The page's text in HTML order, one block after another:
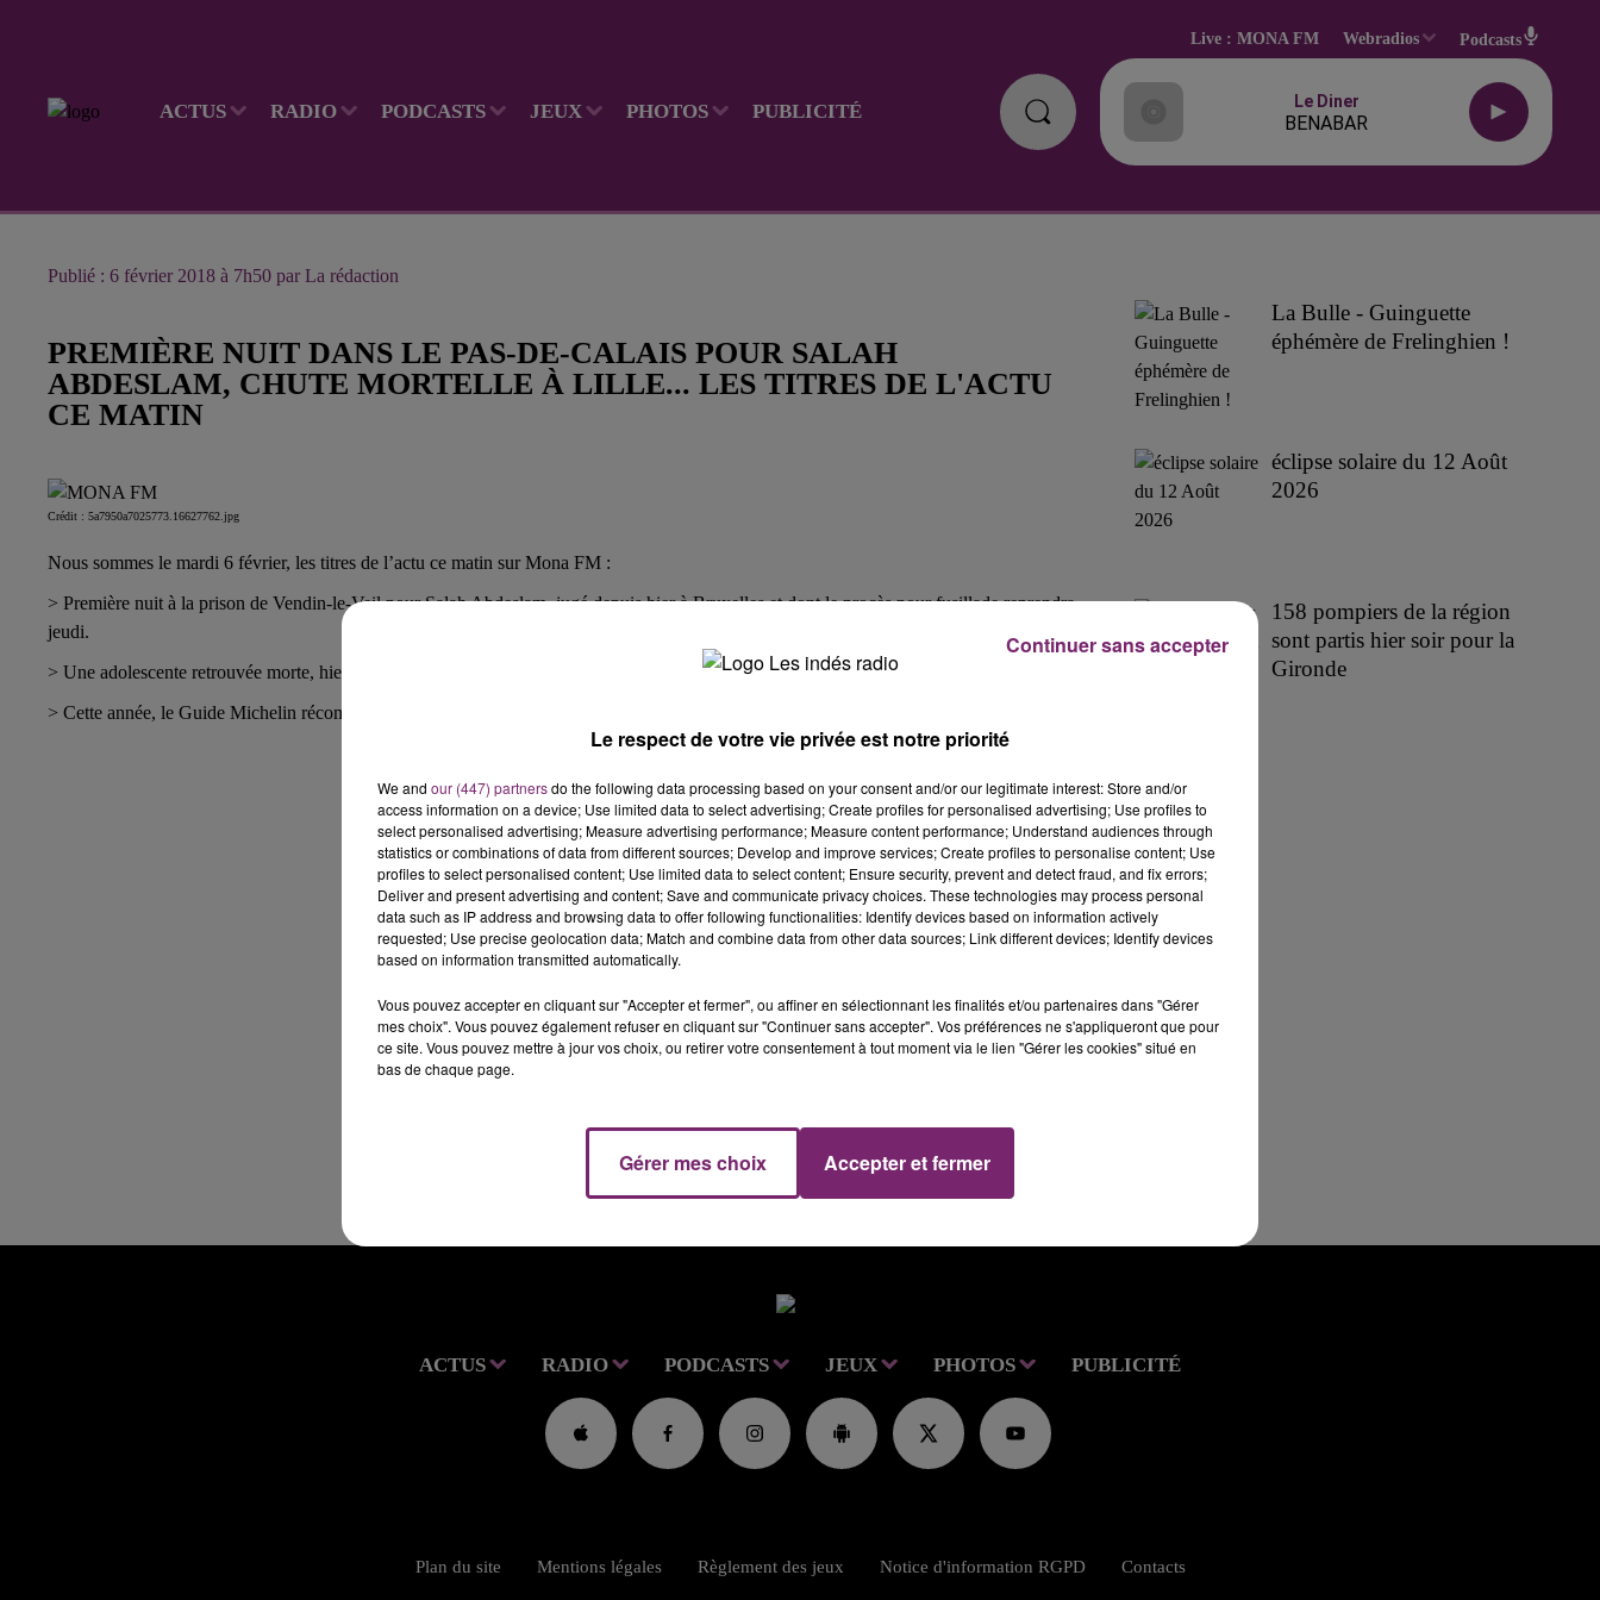
ACTUS RADIO PODCASTS JEUX PHOTOS PUBLICITÉ
Live :MONA FM Webradios Podcasts
Le Diner
BENABAR
Publié : 6 février 2018 à 7h50 par La rédaction
PREMIÈRE NUIT DANS LE PAS-DE-CALAIS POUR SALAH
ABDESLAM, CHUTE MORTELLE À LILLE... LES TITRES DE L'ACTU
CE MATIN
Crédit : 5a7950a7025773.16627762.jpg
Nous sommes le mardi 6 février, les titres de l’actu ce matin sur Mona FM :
> Première nuit à la prison de Vendin-le-Veil pour Salah Abdeslam, jugé depuis hier à Bruxelles et dont le procès pour fusillade reprendra
jeudi.
> Une adolescente retrouvée morte, hier, après une chute du 6e étage d’un immeuble à Lille.
> Cette année, le Guide Michelin récompense 13 restaurants du Nord et du Pas-de-Calais, contre 15 l’an dernier.
La Bulle - Guinguette
éphémère de Frelinghien !
éclipse solaire du 12 Août
2026
158 pompiers de la région
sont partis hier soir pour la
Gironde
ACTUS RADIO PODCASTS JEUX PHOTOS PUBLICITÉ
Plan du site Mentions légales Règlement des jeux Notice d'information RGPD Contacts
Le respect de votre vie privée est notre priorité
We and our (447) partnersdo the following data processing based on your consent and/or our legitimate interest: Store and/or
access information on a device; Use limited data to select advertising; Create profiles for personalised advertising; Use profiles to
select personalised advertising; Measure advertising performance; Measure content performance; Understand audiences through
statistics or combinations of data from different sources; Develop and improve services; Create profiles to personalise content; Use
profiles to select personalised content; Use limited data to select content; Ensure security, prevent and detect fraud, and fix errors;
Deliver and present advertising and content; Save and communicate privacy choices. These technologies may process personal
data such as IP address and browsing data to offer following functionalities: Identify devices based on information actively
requested; Use precise geolocation data; Match and combine data from other data sources; Link different devices; Identify devices
based on information transmitted automatically.
Vous pouvez accepter en cliquant sur "Accepter et fermer", ou affiner en sélectionnant les finalités et/ou partenaires dans "Gérer
mes choix". Vous pouvez également refuser en cliquant sur "Continuer sans accepter". Vos préférences ne s'appliqueront que pour
ce site. Vous pouvez mettre à jour vos choix, ou retirer votre consentement à tout moment via le lien "Gérer les cookies" situé en
bas de chaque page.
Gérer mes choix Accepter et fermer
Continuer sans accepter